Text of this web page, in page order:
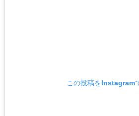
この投稿をInstagram